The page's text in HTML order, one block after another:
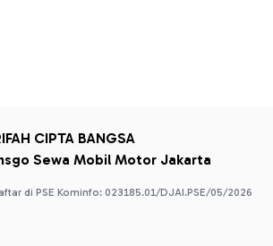
CIPTA BANGSA
Sewa Mobil Motor Jakarta
di PSE Kominfo: 023185.01/DJAI.PSE/05/2026